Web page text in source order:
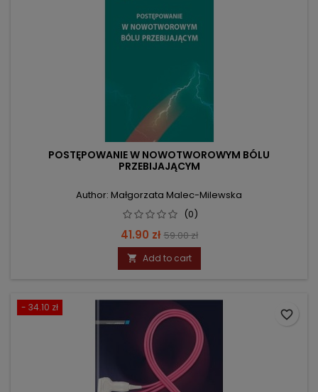
POSTĘPOWANIE W NOWOTWOROWYM BÓLU
PRZEBIJAJĄCYM
Author: Małgorzata Malec-Milewska
(0)
Price
41.90 zł Regular
price
59.00 zł
 Add to cart
- 34.10 zł
favorite_border